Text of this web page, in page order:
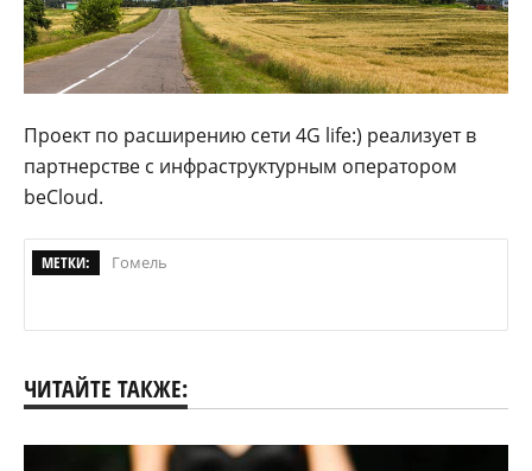
Проект по расширению сети 4G life:) реализует в
партнерстве с инфраструктурным оператором
beCloud.
МЕТКИ: Гомель
ЧИТАЙТЕ ТАКЖЕ: